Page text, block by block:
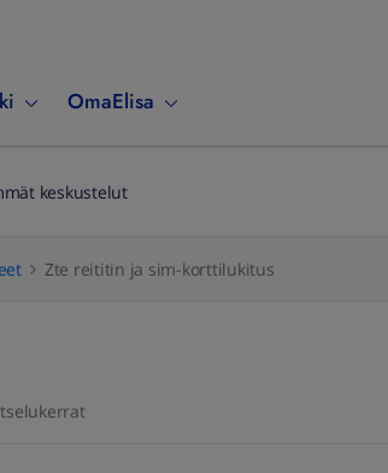
OmaElisa
keskustelut
Zte reititin ja sim-korttilukitus